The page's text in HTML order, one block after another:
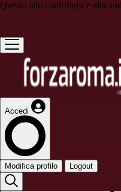
Questo sito contribuisce alla
Accedi
Modifica profilo Logout